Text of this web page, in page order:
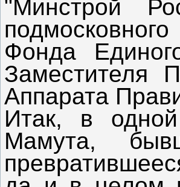
"Минстрой
Фонда
Заместителя
Аппарата
Итак, в
Мамута,